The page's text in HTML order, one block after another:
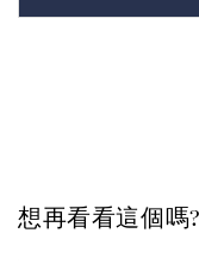
想再看看這個嗎?